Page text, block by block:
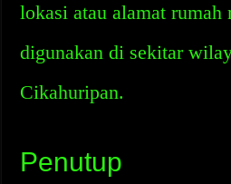
lokasi atau alamat rumah
digunakan di sekitar
Cikahuripan.
Penutup